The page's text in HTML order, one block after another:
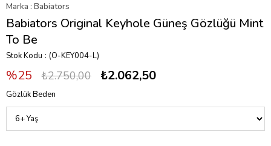
Marka : Babiators
Babiators Original Keyhole Güneş Gözlüğü Mint
To Be
Stok Kodu (O-KEY004-L)
25 ₺2.750,00 ₺2.062,50
Gözlük Beden